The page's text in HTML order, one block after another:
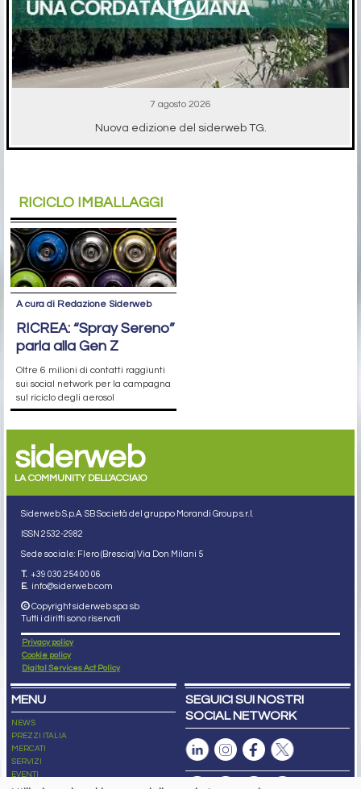
7 agosto 2026
Nuova edizione del siderweb TG.
RICICLO IMBALLAGGI
A cura di Redazione Siderweb
RICREA: “Spray Sereno”
parla alla Gen Z
Oltre 6 milioni di contatti raggiunti
sui social network per la campagna
sul riciclo degli aerosol
siderweb
LA COMMUNITY DELL'ACCIAIO
Siderweb S.p.A. SB Società del gruppo Morandi Group s.r.l.
ISSN 2532-2982
Sede sociale: Flero (Brescia) Via Don Milani 5
T. +39 030 254 00 06
E. info@siderweb.com
Copyright siderweb spa sb
Tutti i diritti sono riservati
Privacy policy
Cookie policy
Digital Services Act Policy
MENU
NEWS
PREZZI ITALIA
MERCATI
SERVIZI
EVENTI
ABBONAMENTI
SEGUICI SUI NOSTRI
SOCIAL NETWORK